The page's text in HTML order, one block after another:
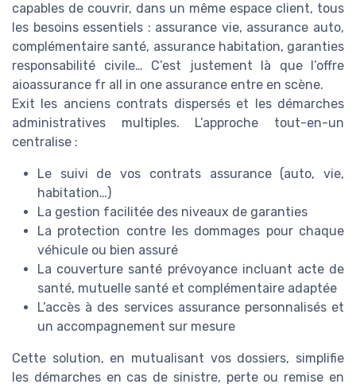
capables de couvrir, dans un même espace client, tous
les besoins essentiels : assurance vie, assurance auto,
complémentaire santé, assurance habitation, garanties
responsabilité civile… C’est justement là que l’offre
aioassurance fr all in one assurance entre en scène.
Exit les anciens contrats dispersés et les démarches
administratives multiples. L’approche tout-en-un
centralise :
Le suivi de vos contrats assurance (auto, vie,
habitation…)
La gestion facilitée des niveaux de garanties
La protection contre les dommages pour chaque
véhicule ou bien assuré
La couverture santé prévoyance incluant acte de
santé, mutuelle santé et complémentaire adaptée
L’accès à des services assurance personnalisés et
un accompagnement sur mesure
Cette solution, en mutualisant vos dossiers, simplifie
les démarches en cas de sinistre, perte ou remise en